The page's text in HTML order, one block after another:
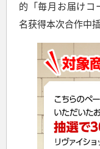
的「毎月お届けコ
名获得本次合作中